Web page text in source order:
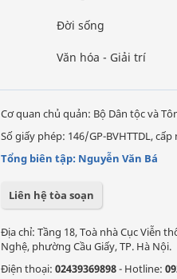
Đời sống
Văn hóa - Giải trí
Cơ quan chủ quản: Bộ Dân tộc và
Số giấy phép: 146/GP-BVHTTDL,
Tổng biên tập: Nguyễn Văn Bá
Liên hệ tòa soạn
Địa chỉ: Tầng 18, Toà nhà Cục Viễn
Nghệ, phường Cầu Giấy, TP. Hà Nội.
Điện thoại: 02439369898- Hotline: